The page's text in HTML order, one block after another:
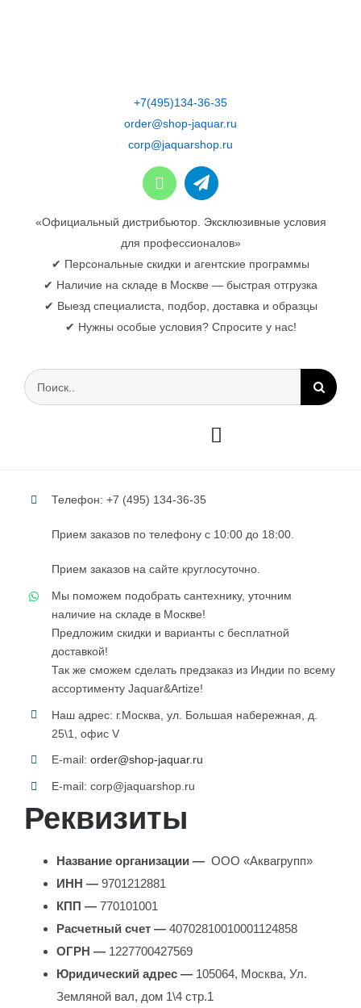
+7(495)134-36-35
order@shop-jaquar.ru
corp@jaquarshop.ru
«Официальный дистрибьютор. Эксклюзивные условия
для профессионалов»
✔ Персональные скидки и агентские программы
✔ Наличие на складе в Москве — быстрая отгрузка
✔ Выезд специалиста, подбор, доставка и образцы
✔ Нужны особые условия? Спросите у нас!
Результат
поиска:
Toggle
Корзина 0
Контакты
Телефон: +7 (495) 134-36-35
Прием заказов по телефону с 10:00 до 18:00.
Прием заказов на сайте круглосуточно.
Мы поможем подобрать сантехнику, уточним
наличие на складе в Москве!
Предложим скидки и варианты с бесплатной
доставкой!
Так же сможем сделать предзаказ из Индии по всему
ассортименту Jaquar&Artize!
Наш адрес: г.Москва, ул. Большая набережная, д.
25\1, офис V
E-mail: order@shop-jaquar.ru
E-mail: corp@jaquarshop.ru
Реквизиты
Название организации — ООО «Аквагрупп»
ИНН —9701212881
КПП —770101001
Расчетный счет —40702810010001124858
ОГРН —1227700427569
Юридический адрес —105064, Москва, Ул.
Земляной вал, дом 1\4 стр.1